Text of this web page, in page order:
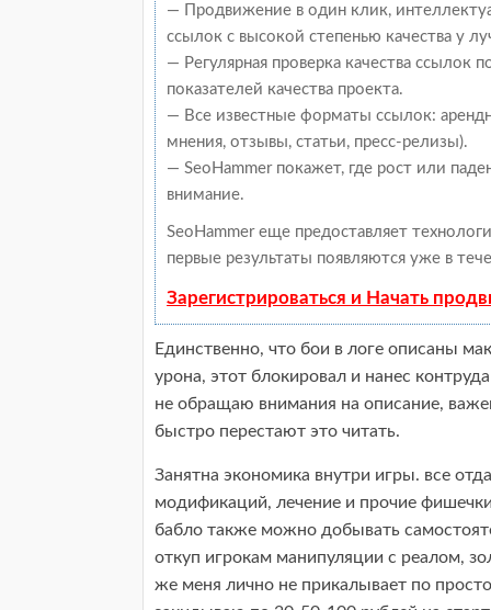
— Продвижение в один клик,
ссылок с высокой степенью качества у
— Регулярная проверка качества
показателей качества проекта.
— Все известные форматы ссылок:
мнения, отзывы, статьи, пресс-релизы).
— SeoHammer покажет, где рост или
внимание.
SeoHammer еще предоставляет
первые результаты появляются уже в
Зарегистрироваться и Начать
Единственно, что бои в логе описаны
урона, этот блокировал и нанес
не обращаю внимания на описание,
быстро перестают это читать.
Занятна экономика внутри игры. все
модификаций, лечение и прочие
бабло также можно добывать
откуп игрокам манипуляции с реалом,
же меня лично не прикалывает по